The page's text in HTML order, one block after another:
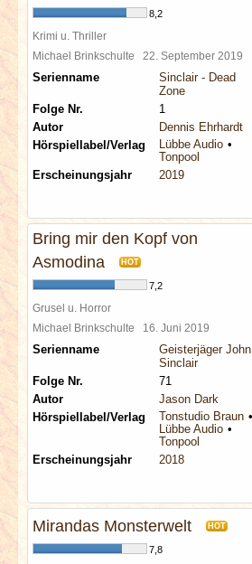
8,2
Krimi u. Thriller
Michael Brinkschulte 22. September 2019
Serienname
Sinclair - Dead
Zone
Folge Nr.
1
Autor
Dennis Ehrhardt
Hörspiellabel/Verlag
Lübbe Audio
Tonpool
Erscheinungsjahr
2019
Bring mir den Kopf von
Asmodina
HOT
7,2
Grusel u. Horror
Michael Brinkschulte 16. Juni 2019
Serienname
Geisterjäger John
Sinclair
Folge Nr.
71
Autor
Jason Dark
Hörspiellabel/Verlag
Tonstudio Braun
Lübbe Audio
Tonpool
Erscheinungsjahr
2018
Mirandas Monsterwelt HOT
7,8